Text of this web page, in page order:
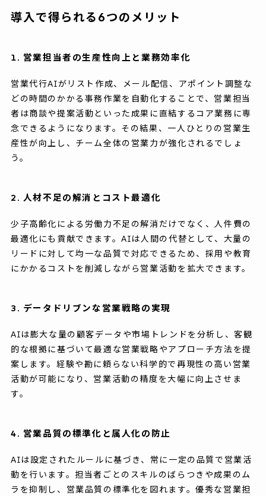
導入で得られる6つのメリット
1. 営業担当者の生産性向上と業務効率化
営業代行AIがリスト作成、メール配信、アポイント調整な
どの時間のかかる事務作業を自動化することで、営業担当
者は商談や提案活動といった成果に直結するコア業務に専
念できるようになります。その結果、一人ひとりの営業生
産性が向上し、チーム全体の営業力が強化されるでしょ
う。
2. 人材不足の解消とコスト最適化
少子高齢化による労働力不足の解消だけでなく、人件費の
最適化にも貢献できます。AIは人間の代替として、大量の
リードに対して均一な品質で対応できるため、採用や教育
にかかるコストを削減しながら営業活動を拡大できます。
3. データドリブンな営業戦略の実現
AIは膨大な量の顧客データや市場トレンドを分析し、客観
的な根拠に基づいて最適な営業戦略やアプローチ方法を提
案します。経験や勘に頼らない科学的で再現性の高い営業
活動が可能になり、営業活動の精度を大幅に向上させま
す。
4. 営業品質の標準化と属人化の防止
AIは設定されたルールに基づき、常に一定の品質で営業活
動を行います。担当者ごとのスキルのばらつきや成果のム
ラを抑制し、営業品質の標準化を図れます。優秀な営業担